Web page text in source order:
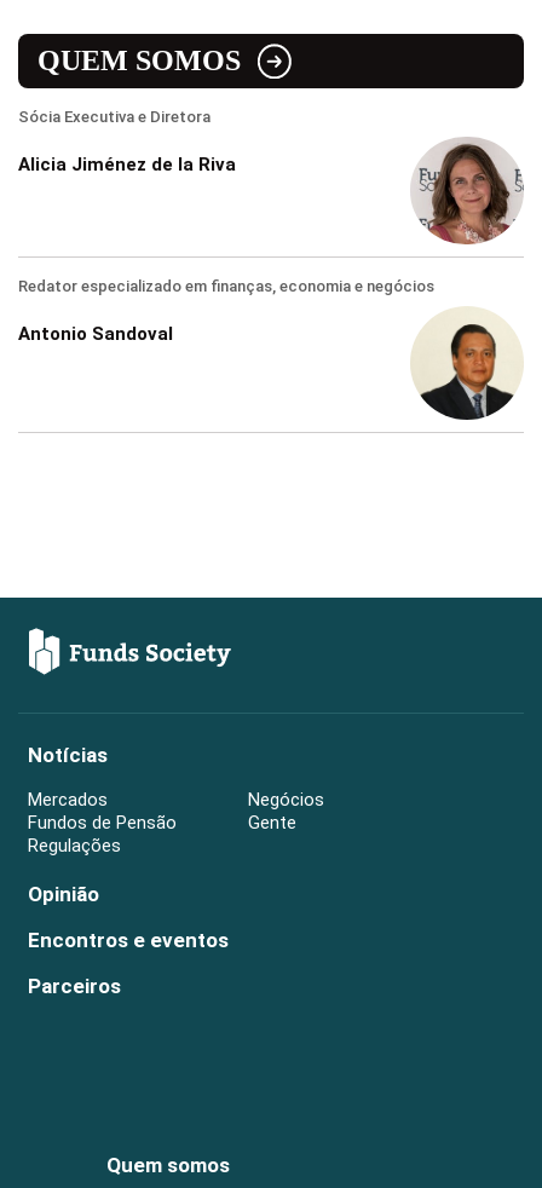
QUEM SOMOS
Sócia Executiva e Diretora
Alicia Jiménez de la Riva
Redator especializado em finanças, economia e negócios
Antonio Sandoval
Notícias
Mercados
Negócios
Fundos de Pensão
Gente
Regulações
Opinião
Encontros e eventos
Parceiros
Quem somos